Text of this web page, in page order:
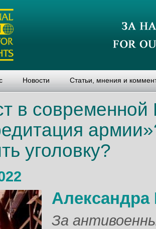
Новости Статьи, мнения и
в современной
уголовку?
Александра
За